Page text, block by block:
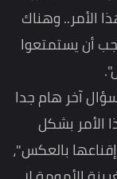
الأمر.. وهناك
أن يستمتعوا
آخر هام جدا
الأمر بشكل
بالعكس"،